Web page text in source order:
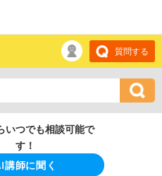
質問する
いつでも相談可能で
す！
講師に聞く